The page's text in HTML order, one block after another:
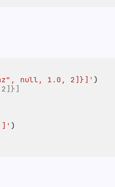
null, 1.0, 2]}]' )
)